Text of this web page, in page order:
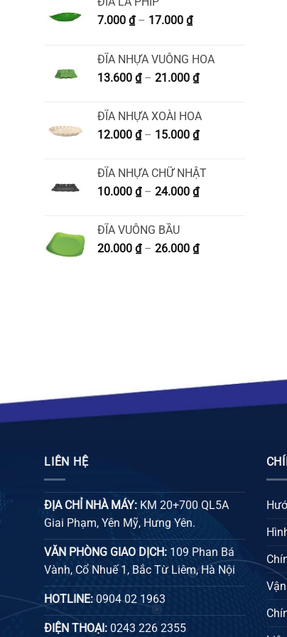
7.000 ₫ – 17.000 ₫Khoảng
7.000 ₫
đến
ĐĨA NHỰA VUÔNG HOA
13.600 ₫ – 21.000 ₫Khoảng
13.600 ₫
đến
ĐĨA NHỰA XOÀI HOA
12.000 ₫ – 15.000 ₫Khoảng
12.000 ₫
đến
ĐĨA NHỰA CHỮ NHẬT
10.000 ₫ – 24.000 ₫Khoảng
đến
ĐĨA VUÔNG BẦU
20.000 ₫ – 26.000 ₫Khoảng
LIÊN HỆ
ĐỊA CHỈ NHÀ MÁY: KM 20+700 QL5A
Giai Phạm, Yên Mỹ, Hưng Yên.
VĂN PHÒNG GIAO DỊCH: 109 Phan Bá
Vành, Cổ Nhuế 1, Bắc Từ Liêm, Hà Nội
HOTLINE:0904 02 1963
ĐIỆN THOẠI: 0243 226 2355